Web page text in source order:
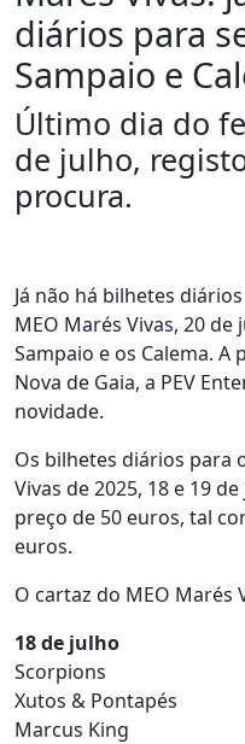
diários para
Sampaio e
Último dia do
de julho,
procura.
Já não há bilhetes
MEO Marés Vivas, 20
Sampaio e os Calema.
Nova de Gaia, a PEV
novidade.
Os bilhetes diários para
Vivas de 2025, 18 e 19
preço de 50 euros, tal
euros.
O cartaz do MEO Marés
18 de julho
Scorpions
Xutos & Pontapés
Marcus King